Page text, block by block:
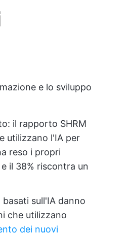
e lo sviluppo
il rapporto SHRM
utilizzano l'IA per
reso i propri
il 38% riscontra un
sull'IA danno
che utilizzano
dei nuovi